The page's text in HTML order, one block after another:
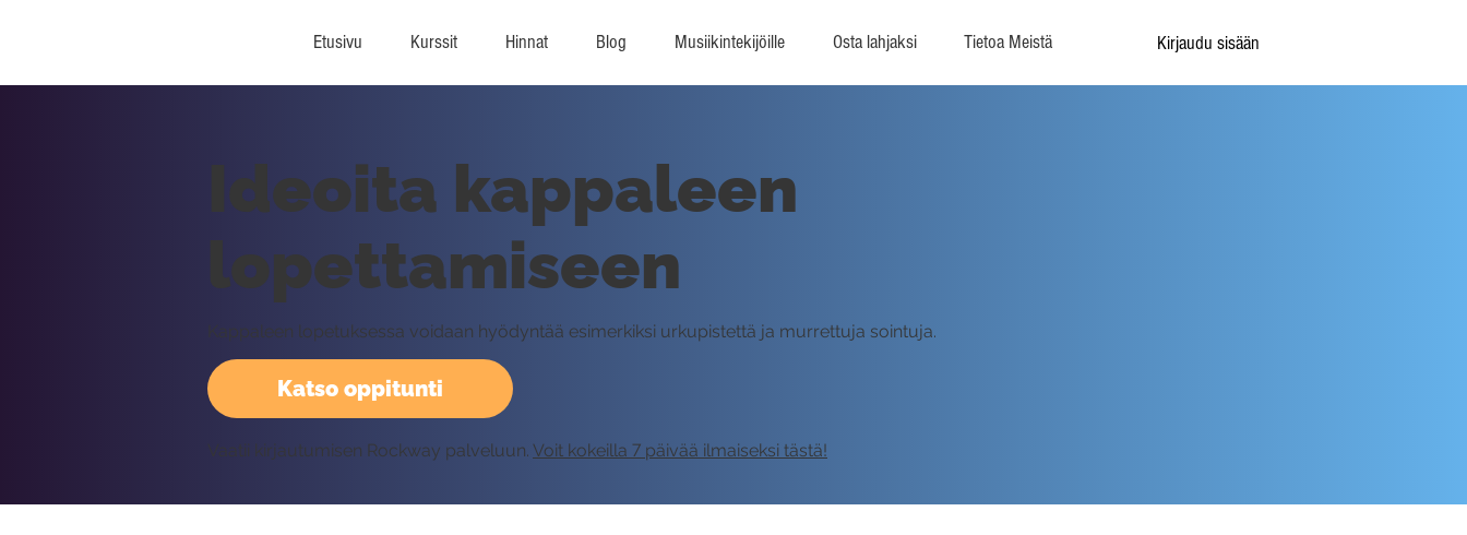
Etusivu Kurssit Hinnat Blog Musiikintekijöille Osta lahjaksi Tietoa Meistä Kirjaudu sisään
Katso oppitunti
Ideoita kappaleen
lopettamiseen
Kappaleen lopetuksessa voidaan hyödyntää esimerkiksi urkupistettä ja murrettuja sointuja.
Vaatii kirjautumisen Rockway palveluun. Voit kokeilla 7 päivää ilmaiseksi tästä!